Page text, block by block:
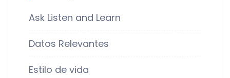
Ask Listen and Learn
Datos Relevantes
Estilo de vida